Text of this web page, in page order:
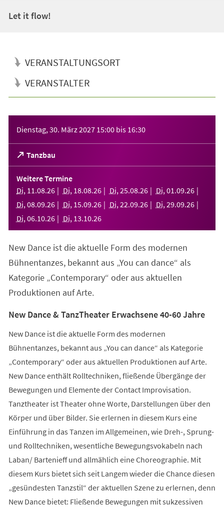
Let it flow!
VERANSTALTUNGSORT
VERANSTALTER
Dienstag, 30. März 2027 15:00 bis 16:30
Tanzbau
(Öffnet
in
einem
neuen
Tab)
Weitere Termine
Di, 11 .08.26 Di, 18.08.26 Di, 25.08.26 Di, 01 .09.26
Di, 08.09.26 Di, 15.09.26 Di, 22.09.26 Di, 29.09.26
Di, 06.10.26 Di, 13.10.26
New Dance ist die aktuelle Form des modernen
Bühnentanzes, bekannt aus „You can dance“ als
Kategorie „Contemporary“ oder aus aktuellen
Produktionen auf Arte.
New Dance & TanzTheater Erwachsene 40-60 Jahre
New Dance ist die aktuelle Form des modernen
Bühnentanzes, bekannt aus „You can dance“ als Kategorie
„Contemporary“ oder aus aktuellen Produktionen auf Arte.
New Dance enthält Rolltechniken, fließende Übergänge der
Bewegungen und Elemente der Contact Improvisation.
Tanztheater ist Theater ohne Worte, Darstellungen über den
Körper und über Bilder. Sie erlernen in diesem Kurs eine
Einführung in das Tanzen im Allgemeinen, wie Dreh-, Sprung-
und Rolltechniken, wesentliche Bewegungsvokabeln nach
Laban/ Bartenieff und allmählich eine Choreographie. Mit
diesem Kurs bietet sich seit Langem wieder die Chance diesen
„gesündesten Tanzstil“ der aktuellen Szene zu erlernen, denn
New Dance bietet: Fließende Bewegungen mit sukzessiven